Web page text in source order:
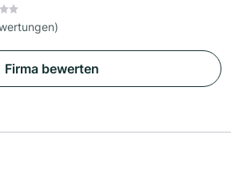
Firma bewerten